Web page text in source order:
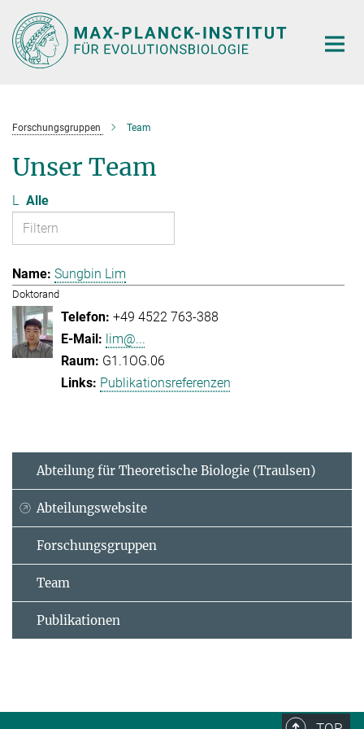
Hauptinhalt
Forschungsgruppen Team
Unser Team
L Alle
Sungbin Lim
Doktorand
+49 4522 763-388
lim@...
G1.1OG.06
Publikationsreferenzen
Abteilung für Theoretische Biologie (Traulsen)
Abteilungswebsite
Forschungsgruppen
Team
Publikationen